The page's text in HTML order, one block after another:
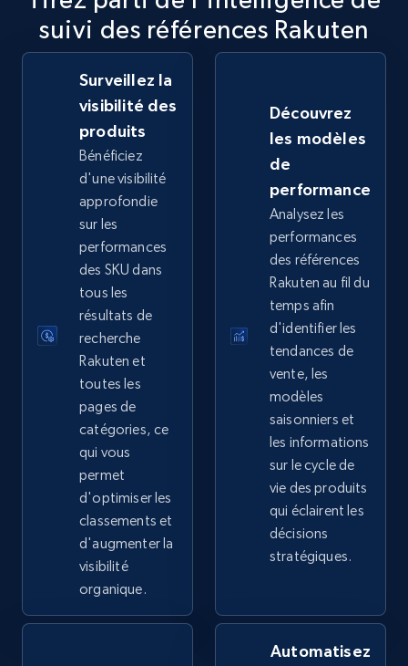
2.5K+ 359+ Commencer
eBay - Collect records by category
URL, Product id, Title, Seller name, Seller rating,
Seller reviews, Breadcrumbs, Root category, and
2.5K+ 359+ Commencer
Google Shopping
URL, Product id, Title, Product description,
Rating, Reviews count, Images, Variations, and
more.
2.4K+ Commencer
Google Shopping - collects products from
web using keywords
URL, Product id, Title, Product description,
Rating, Reviews count, Images, Variations, and
suivi des références Rakuten
Surveillez la
visibilité des
produits
Bénéficiez
d'une visibilité
approfondie
sur les
performances
des SKU dans
tous les
résultats de
recherche
Rakuten et
toutes les
pages de
catégories, ce
qui vous
permet
d'optimiser les
classements et
d'augmenter la
visibilité
organique.
Découvrez
les modèles
de
performance
Analysez les
performances
des références
Rakuten au fil du
temps afin
d'identifier les
tendances de
vente, les
modèles
saisonniers et
les informations
sur le cycle de
vie des produits
qui éclairent les
décisions
stratégiques.
Automatisez